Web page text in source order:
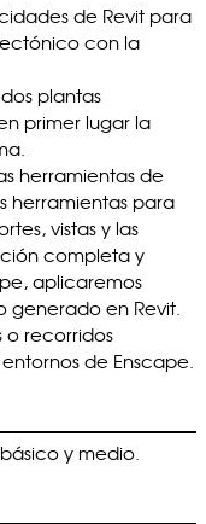
de Revit para
con la
plantas
primer lugar la
herramientas de
herramientas para
vistas y las
completa y
aplicaremos
generado en Revit.
o recorridos
de Enscape.
y medio.